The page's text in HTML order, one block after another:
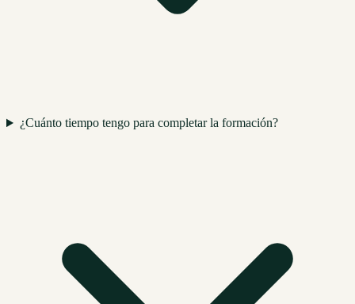
¿Cuánto tiempo tengo para completar la formación?